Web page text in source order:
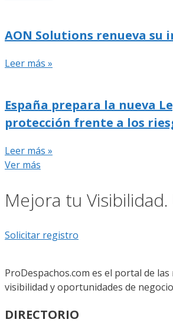
AON Solutions renueva
Leer más »
España prepara la nueva
protección frente a los
Leer más »
Ver más
Mejora tu
Solicitar registro
ProDespachos.com es el portal de
visibilidad y oportunidades de
DIRECTORIO